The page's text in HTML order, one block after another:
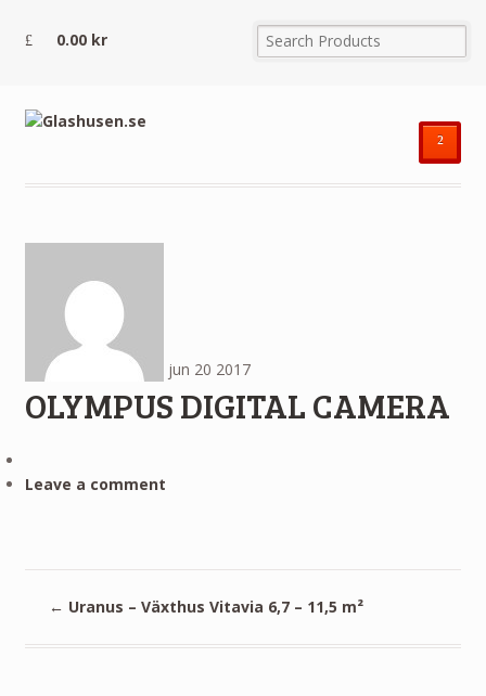
0.00 kr
²
jun 20 2017
OLYMPUS DIGITAL CAMERA
Leave a comment
← Uranus – Växthus Vitavia 6,7 – 11,5 m²